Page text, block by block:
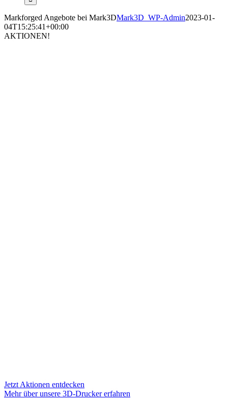
Markforged Angebote bei Mark3DMark3D_WP-Admin2023-01-
04T15:25:41+00:00
AKTIONEN!
Jetzt Aktionen entdecken
Mehr über unsere 3D-Drucker erfahren